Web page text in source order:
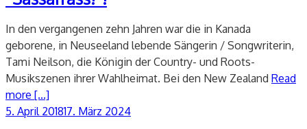
In den vergangenen zehn Jahren war die in Kanada
geborene, in Neuseeland lebende Sängerin / Songwriterin,
Tami Neilson, die Königin der Country- und Roots-
Musikszenen ihrer Wahlheimat. Bei den New Zealand Read
more [...]
Veröffentlicht
5. April 201817. März 2024